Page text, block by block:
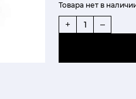
Товара нет в
+ –